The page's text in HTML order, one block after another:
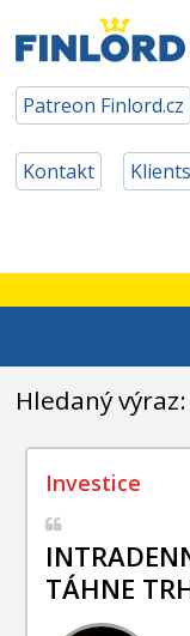
Patreon Finlord.cz
Kontakt
Hledaný výraz:
TÁHNE